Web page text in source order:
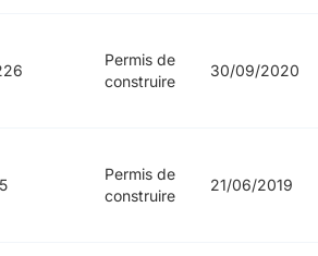
Permis de
construire
30/09/2020
Permis de
construire
21/06/2019